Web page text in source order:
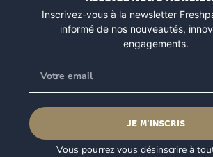
Inscrivez‑vous à la newsletter
informé de nos nouveautés,
engagements.
JE M'INSCRIS
Vous pourrez vous désinscrire à